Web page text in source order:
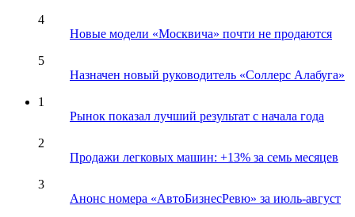
4
Новые модели «Москвича» почти не продаются
5
Назначен новый руководитель «Соллерс Алабуга»
1
Рынок показал лучший результат с начала года
2
Продажи легковых машин: +13% за семь месяцев
3
Анонс номера «АвтоБизнесРевю» за июль-август